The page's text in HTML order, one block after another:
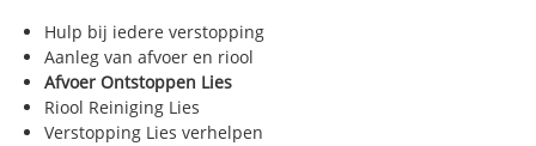
Hulp bij iedere verstopping
Aanleg van afvoer en riool
Afvoer Ontstoppen Lies
Riool Reiniging Lies
Verstopping Lies verhelpen